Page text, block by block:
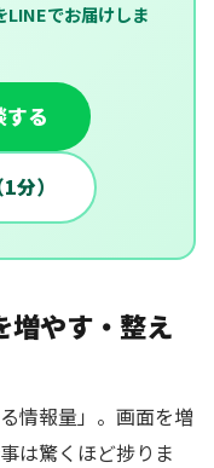
LINEでお届けしま
る
分）
やす・整え
情報量」。画面を増
は驚くほど捗りま